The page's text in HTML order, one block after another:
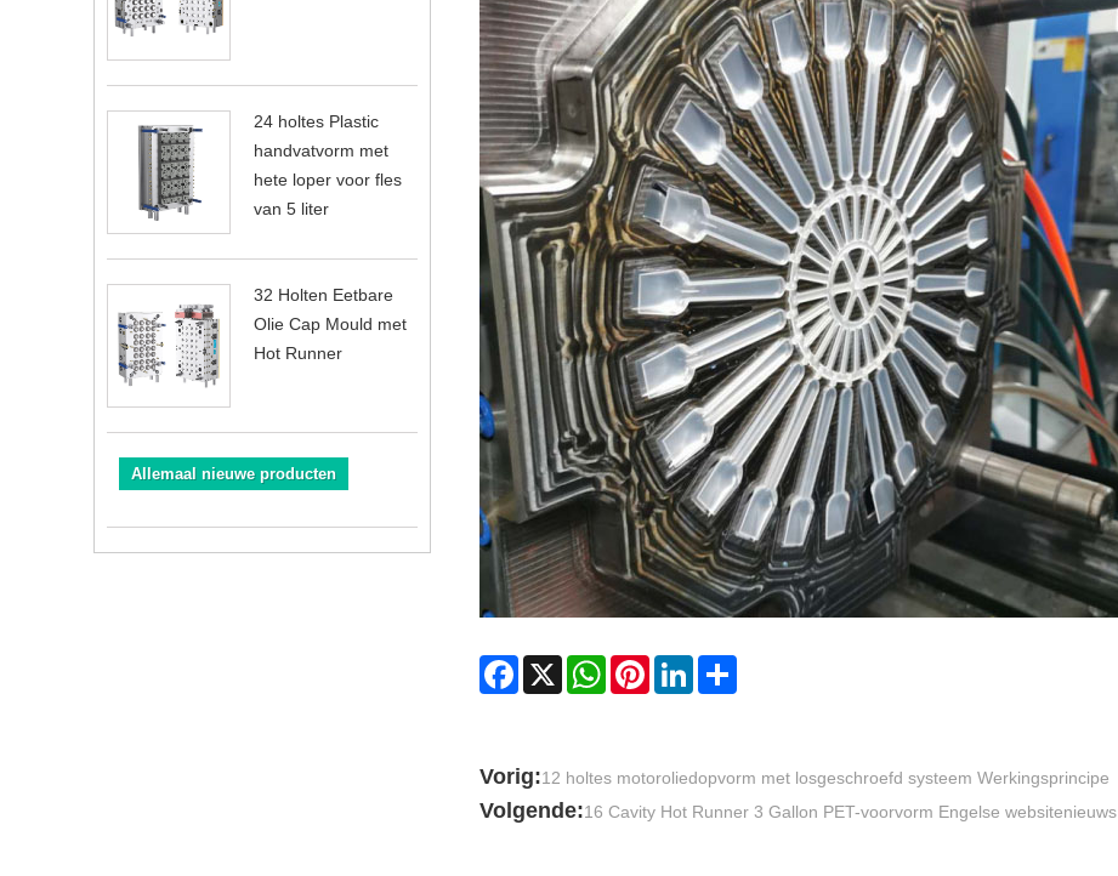
24 holtes Plastic
handvatvorm met
hete loper voor fles
van 5 liter
32 Holten Eetbare
Olie Cap Mould met
Hot Runner
Allemaal nieuwe producten
Facebook
X WhatsAppPinterestLinkedInShare
Vorig:12 holtes motoroliedopvorm met losgeschroefd systeem Werkingsprincipe
Volgende:16 Cavity Hot Runner 3 Gallon PET-voorvorm Engelse websitenieuws